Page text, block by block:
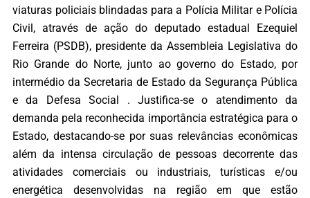
viaturas policiais blindadas para a Polícia Militar e Polícia
Civil, através de ação do deputado estadual Ezequiel
Ferreira (PSDB), presidente da Assembleia Legislativa do
Rio Grande do Norte, junto ao governo do Estado, por
intermédio da Secretaria de Estado da Segurança Pública
e da Defesa Social . Justifica-se o atendimento da
demanda pela reconhecida importância estratégica para o
Estado, destacando-se por suas relevâncias econômicas
além da intensa circulação de pessoas decorrente das
atividades comerciais ou industriais, turísticas e/ou
energética desenvolvidas na região em que estão